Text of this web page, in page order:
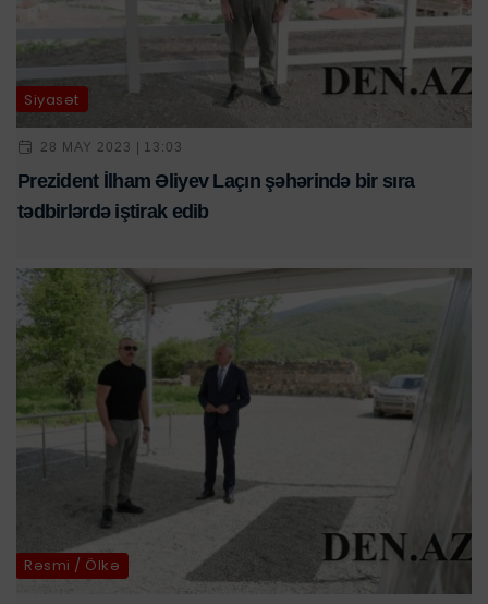
Siyasət
28 MAY 2023 | 13:03
Prezident İlham Əliyev Laçın şəhərində bir sıra
tədbirlərdə iştirak edib
Rəsmi / Ölkə